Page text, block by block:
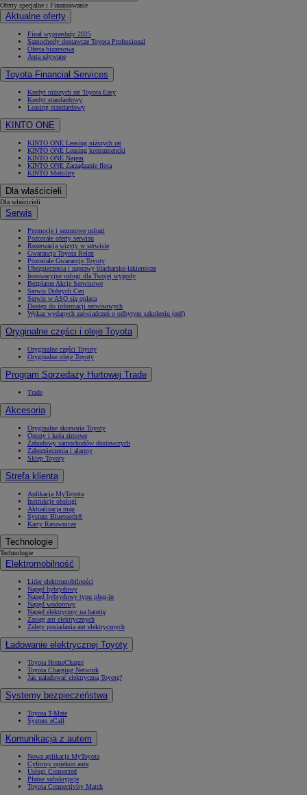
Oferty specjalne i Finansowanie
Aktualne oferty
Finał wyprzedaży 2025
Samochody dostawcze Toyota Professional
Oferta biznesowa
Auta używane
Toyota Financial Services
Kredyt niższych rat Toyota Easy
Kredyt standardowy
Leasing standardowy
KINTO ONE
KINTO ONE Leasing niższych rat
KINTO ONE Leasing konsumencki
KINTO ONE Najem
KINTO ONE Zarządzanie flotą
KINTO Mobility
Dla właścicieli
Dla właścicieli
Serwis
Promocje i sezonowe usługi
Pozostałe oferty serwisu
Rezerwacja wizyty w serwisie
Gwarancja Toyota Relax
Pozostałe Gwarancje Toyoty
Ubezpieczenia i naprawy blacharsko-lakiernicze
Innowacyjne usługi dla Twojej wygody
Bezpłatne Akcje Serwisowe
Serwis Dobrych Cen
Serwis w ASO się opłaca
Dostęp do informacji serwisowych
Wykaz wydanych zaświadczeń o odbytym szkoleniu (pdf)
Oryginalne części i oleje Toyota
Oryginalne części Toyoty
Oryginalne oleje Toyoty
Program Sprzedaży Hurtowej Trade
Trade
Akcesoria
Oryginalne akcesoria Toyoty
Opony i koła zimowe
Zabudowy samochodów dostawczych
Zabezpieczenia i alarmy
Sklep Toyoty
Strefa klienta
Aplikacja MyToyota
Instrukcje obsługi
Aktualizacja map
System Bluetooth®
Karty Ratownicze
Technologie
Technologie
Elektromobilność
Lider elektromobilności
Napęd hybrydowy
Napęd hybrydowy typu plug-in
Napęd wodorowy
Napęd elektryczny na baterię
Zasięg aut elektrycznych
Zalety posiadania aut elektrycznych
Ładowanie elektrycznej Toyoty
Toyota HomeCharge
Toyota Charging Network
Jak naładować elektryczną Toyotę?
Systemy bezpieczeństwa
Toyota T-Mate
System eCall
Komunikacja z autem
Nowa aplikacja MyToyota
Cyfrowy opiekun auta
Usługi Connected
Płatne subskrypcje
Toyota Connectivity Match